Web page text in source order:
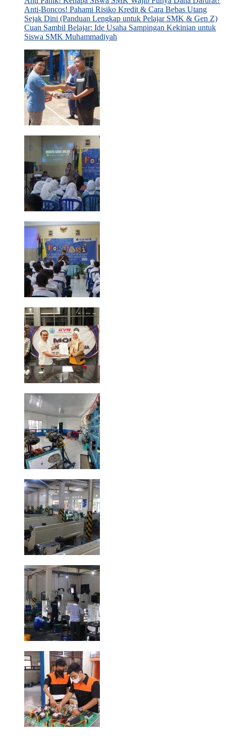
Anti-Boncos! Pahami Risiko Kredit & Cara Bebas Utang
Sejak Dini (Panduan Lengkap untuk Pelajar SMK & Gen Z)
Cuan Sambil Belajar: Ide Usaha Sampingan Kekinian untuk
Siswa SMK Muhammadiyah